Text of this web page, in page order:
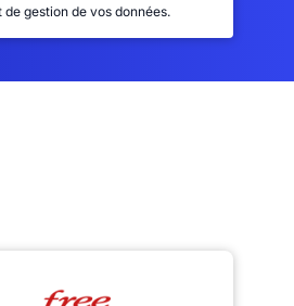
de gestion de vos données.